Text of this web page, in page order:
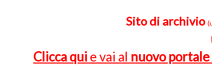
Sito di archivio
Clicca qui e vai al nuovo